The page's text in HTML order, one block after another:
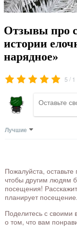
Отзывы про
истории
нарядное»
5 / 1
Лучшие
Пожалуйста,
чтобы другим людям
посещения!
планирует посещение.
Поделитесь с
о том, что вам